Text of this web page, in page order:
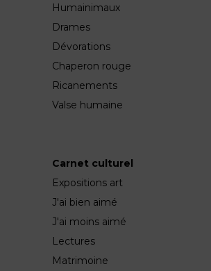
Humainimaux
Drames
Dévorations
Chaperon rouge
Ricanements
Valse humaine
Carnet culturel
Expositions art
J'ai bien aimé
J'ai moins aimé
Lectures
Matrimoine